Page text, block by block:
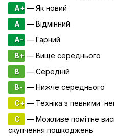
A+— Як новий
A
— Відмінний
A- — Гарний
B+ — Вище середнього
B
— Середній
B- — Нижче середнього
C+— Техніка з певними
C
— Можливе помітне
скупчення пошкоджень